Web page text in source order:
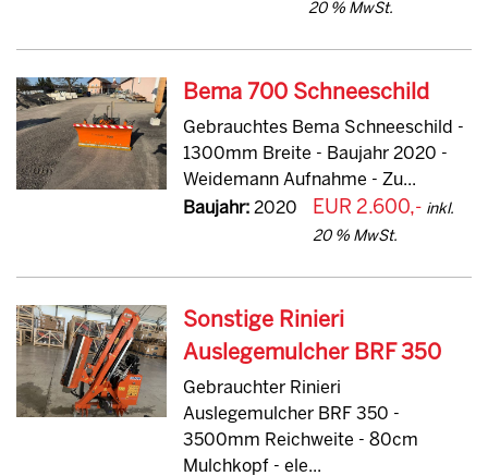
20 % MwSt.
Bema 700 Schneeschild
Gebrauchtes Bema Schneeschild -
1300mm Breite - Baujahr 2020 -
Weidemann Aufnahme - Zu...
Baujahr:2020 EUR 2.600,- inkl.
20 % MwSt.
Sonstige Rinieri
Auslegemulcher BRF 350
Gebrauchter Rinieri
Auslegemulcher BRF 350 -
3500mm Reichweite - 80cm
Mulchkopf - ele...